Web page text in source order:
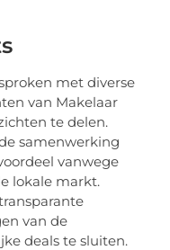
met diverse
van Makelaar
te delen.
samenwerking
vanwege
lokale markt.
van de
deals te sluiten.